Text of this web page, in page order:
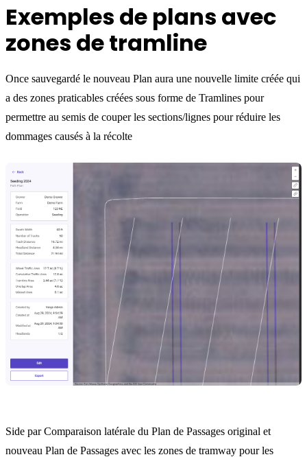
Exemples de plans avec
zones de tramline
Once sauvegardé le nouveau Plan aura une nouvelle limite créée qui
a des zones praticables créées sous forme de Tramlines pour
permettre au semis de couper les sections/lignes pour réduire les
dommages causés à la récolte
Side par Comparaison latérale du Plan de Passages original et
nouveau Plan de Passages avec les zones de tramway pour les